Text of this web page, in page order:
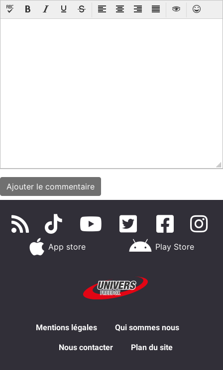
App store Play Store
Mentions légales Qui sommes nous
Nous contacter Plan du site